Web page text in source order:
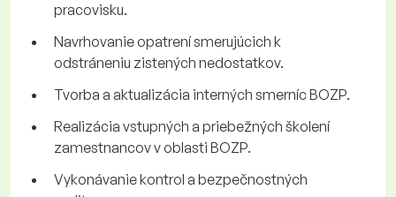
pracovisku.
Navrhovanie opatrení smerujúcich k
odstráneniu zistených nedostatkov.
Tvorba a aktualizácia interných smerníc BOZP.
Realizácia vstupných a priebežných školení
zamestnancov v oblasti BOZP.
Vykonávanie kontrol a bezpečnostných